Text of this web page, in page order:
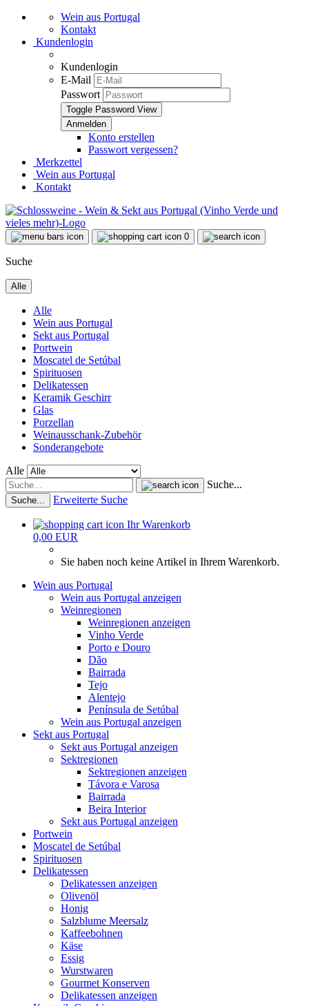
Wein aus Portugal
Kontakt
Kundenlogin
Kundenlogin
E-Mail
Passwort
Toggle Password View
Konto erstellen
Passwort vergessen?
Merkzettel
Wein aus Portugal
Kontakt
0
Suche
Alle
Alle
Wein aus Portugal
Sekt aus Portugal
Portwein
Moscatel de Setúbal
Spirituosen
Delikatessen
Keramik Geschirr
Glas
Porzellan
Weinausschank-Zubehör
Sonderangebote
Alle
Suche...
Suche... Erweiterte Suche
Ihr Warenkorb
0,00 EUR
Sie haben noch keine Artikel in Ihrem Warenkorb.
Wein aus Portugal
Wein aus Portugal anzeigen
Weinregionen
Weinregionen anzeigen
Vinho Verde
Porto e Douro
Dão
Bairrada
Tejo
Alentejo
Península de Setúbal
Wein aus Portugal anzeigen
Sekt aus Portugal
Sekt aus Portugal anzeigen
Sektregionen
Sektregionen anzeigen
Távora e Varosa
Bairrada
Beira Interior
Sekt aus Portugal anzeigen
Portwein
Moscatel de Setúbal
Spirituosen
Delikatessen
Delikatessen anzeigen
Olivenöl
Honig
Salzblume Meersalz
Kaffeebohnen
Käse
Essig
Wurstwaren
Gourmet Konserven
Delikatessen anzeigen